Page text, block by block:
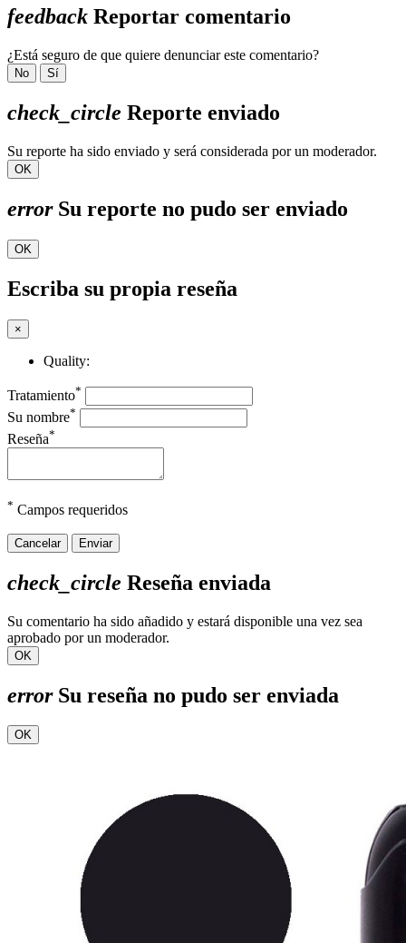
feedback Reportar comentario
¿Está seguro de que quiere denunciar este comentario?
No Sí
check_circle Reporte enviado
Su reporte ha sido enviado y será considerada por un moderador.
OK
errorSu reporte no pudo ser enviado
OK
Escriba su propia reseña
×
Quality:
Tratamiento*
Su nombre*
Reseña*
* Campos requeridos
Cancelar Enviar
check_circle Reseña enviada
Su comentario ha sido añadido y estará disponible una vez sea
aprobado por un moderador.
OK
errorSu reseña no pudo ser enviada
OK